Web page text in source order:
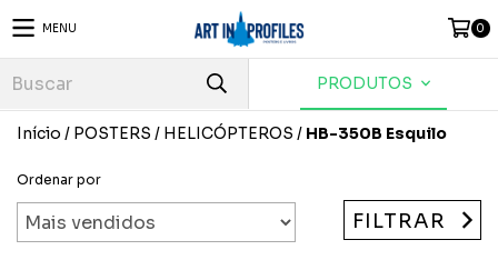
MENU 0
PRODUTOS
Início / POSTERS / HELICÓPTEROS / HB-350B Esquilo
Ordenar por
FILTRAR